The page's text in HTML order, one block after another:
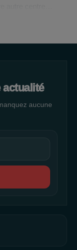
Savoie, pour
Nous
actualité
aucune